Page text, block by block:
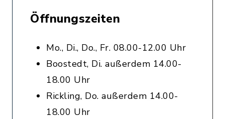
Öffnungszeiten
Mo., Di., Do., Fr. 08.00-12.00 Uhr
Boostedt, Di. außerdem 14.00-
18.00 Uhr
Rickling, Do. außerdem 14.00-
18.00 Uhr